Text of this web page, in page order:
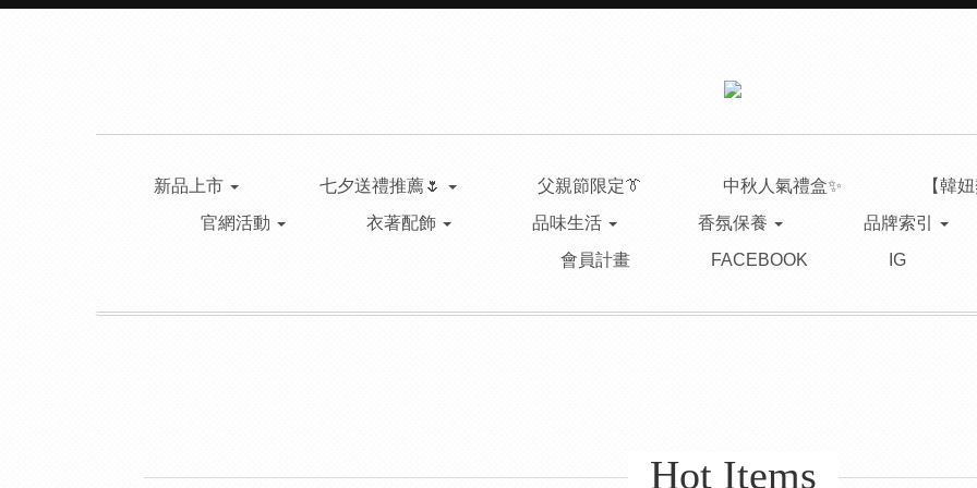
新品上市 七夕送禮推薦🌷 父親節限定👔 中秋人氣禮盒✨
【韓
官網活動
衣著配飾 品味生活 香氛保養
品牌索引
會員計畫
FACEBOOK IG
Hot Items